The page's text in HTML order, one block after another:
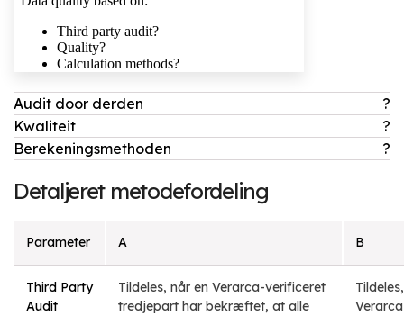
Audit door derden
?
Kwaliteit
?
Berekeningsmethoden
?
Detaljeret metodefordeling
Parameter A B
Third Party
Audit
Tildeles, når en Verarca-verificeret
tredjepart har bekræftet, at alle